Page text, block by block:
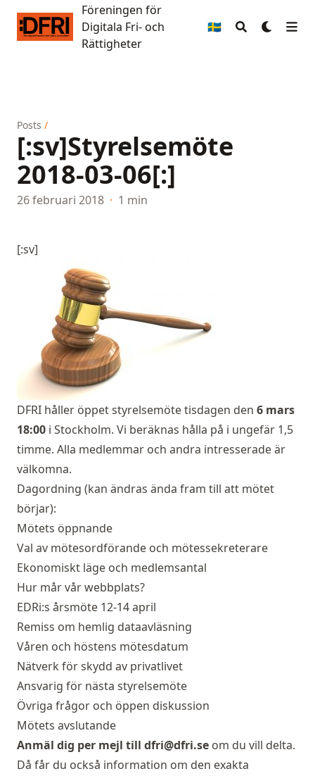
Föreningen för Digitala Fri- och Rättigheter
Föreningen för
Digitala Fri- och
Rättigheter
🇸🇪
Posts /
[:sv]Styrelsemöte
2018-03-06[:]
26 februari 2018 · 1 min
[:sv]
DFRI håller öppet styrelsemöte tisdagen den 6 mars
18:00 i Stockholm. Vi beräknas hålla på i ungefär 1,5
timme. Alla medlemmar och andra intresserade är
välkomna.
Dagordning (kan ändras ända fram till att mötet
börjar):
Mötets öppnande
Val av mötesordförande och mötessekreterare
Ekonomiskt läge och medlemsantal
Hur mår vår webbplats?
EDRi:s årsmöte 12-14 april
Remiss om hemlig dataavläsning
Våren och höstens mötesdatum
Nätverk för skydd av privatlivet
Ansvarig för nästa styrelsemöte
Övriga frågor och öppen diskussion
Mötets avslutande
Anmäl dig per mejl till dfri@dfri.se om du vill delta.
Då får du också information om den exakta